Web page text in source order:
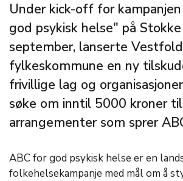
Under kick-off for
god psykisk helse" på
september, lanserte Vestfold
fylkeskommune en ny
frivillige lag og
søke om inntil 5000 kroner til
arrangementer som sprer
ABC for god psykisk helse er en
folkehelsekampanje med mål om å